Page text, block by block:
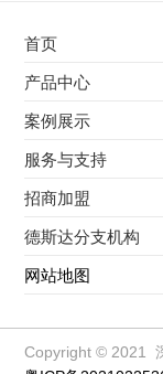
首页
不锈钢专用电磁加热
电磁蒸汽发生器
变频电磁热风炉
电磁加热棒配件
扩散泵电磁加热器
柜式电磁加热器
产品中心
不锈钢专用电磁加热
电磁蒸汽发生器
变频电磁热风炉
电磁加热棒配件
变频电磁采暖炉
案例展示
最新案例
其他应用
服务与支持
服务覆盖网络
服务流程
招商加盟
前景分析
加盟条件
加盟流程
德斯达分支机构
江信电子机构
网站地图
Copyright © 2021